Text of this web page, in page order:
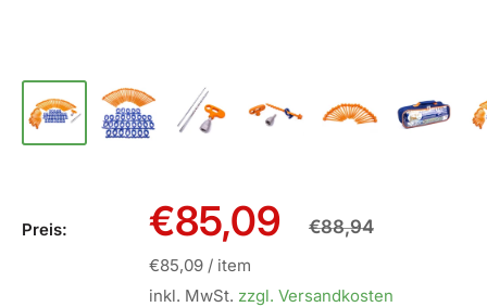
Preis:
Sale
Preis
€85,09 Normalpreis
€88,94
€85,09 / item
inkl. MwSt. zzgl. Versandkosten